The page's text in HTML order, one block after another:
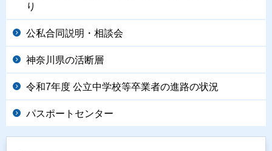
り
公私合同説明・相談会
神奈川県の活断層
令和7年度 公立中学校等卒業者の進路の状況
パスポートセンター